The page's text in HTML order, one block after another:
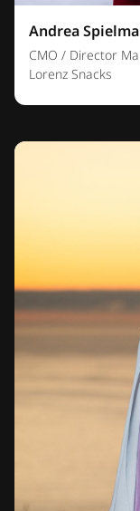
Andrea
CMO / Director
Lorenz Snacks